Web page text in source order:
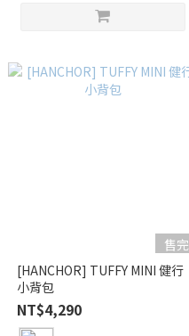
售完
[HANCHOR] TUFFY MINI 健行
小背包
NT$4,290